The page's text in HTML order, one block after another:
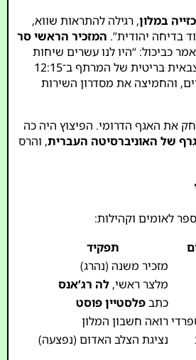
במלון, רגילה להתראות שווא,
בדיחה יהודית”. המזכיר הראשי סר
כביכול: “היו לנו עשרים שיחות
כאלה השבוע”. סריקה צבאית בריטית של המרתף ב־12:15
והחמיצה את מסדרון השירות
את האגף הדרומי. הפיצוץ היה כה
של האוניברסיטה העברית, והרס
תפקיד
מזכיר משנה (נהרג)
מלצר ראשי,לה רג’אנס
כתבפלסטיין פוסט
רואה חשבון המלון
נציגת הצלב האדום (נפצעה)